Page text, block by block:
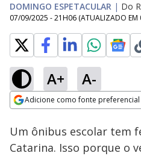
DOMINGO ESPETACULAR | Do
07/09/2025 - 21H06 (ATUALIZADO EM
A+ A-
Adicione como fonte
Ativar
Loaded:
11.25%
Um ônibus escolar tem
Catarina. Isso porque o